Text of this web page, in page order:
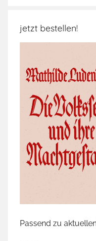
s
u
h
z
jetzt bestellen!
Passend zu